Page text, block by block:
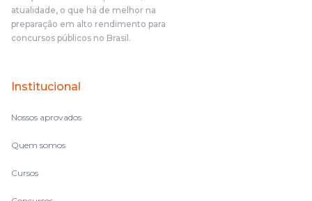
atualidade, o que há de melhor na
preparação em alto rendimento para
concursos públicos no Brasil.
Institucional
Nossos aprovados
Quem somos
Cursos